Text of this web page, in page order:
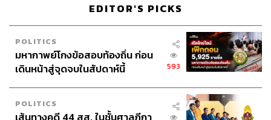
ชัชชาติ สิทธิพันธุ์ กรุงเทพมหานคร
เทศกาลสงกรานต์
ศาลาว่าการกรุงเทพมหานคร
EDITOR'S PICKS
POLITICS
มหากาพย์โกงข้อสอบท้องถิ่น ก่อน
เดินหน้าสู่จุดจบในสัปดาห์นี้
593
POLITICS